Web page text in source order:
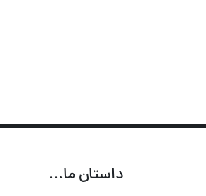
داستان ما...